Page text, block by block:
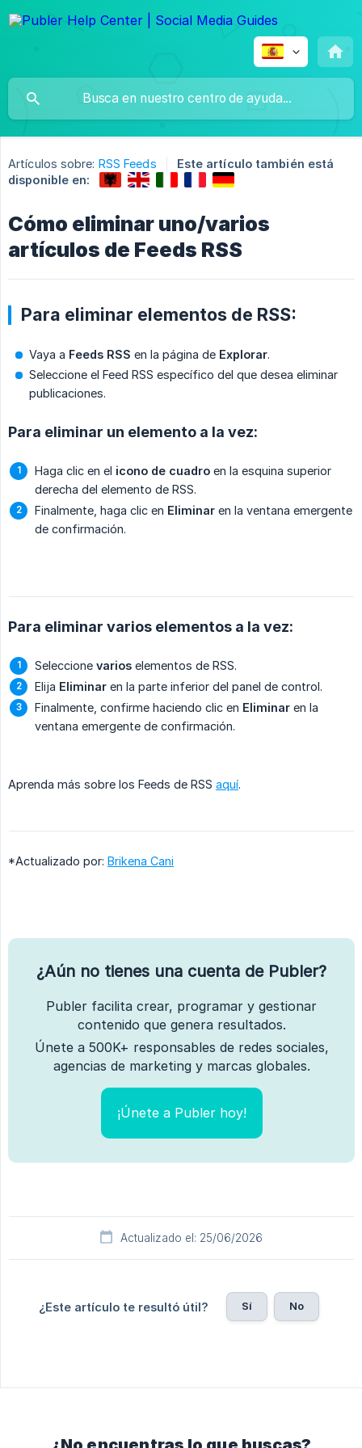
Artículos sobre: RSS Feeds
Este artículo también está
disponible en:
Cómo eliminar uno/varios
artículos de Feeds RSS
Para eliminar elementos de RSS:
Vaya a Feeds RSS en la página de Explorar.
Seleccione el Feed RSS específico del que desea eliminar
publicaciones.
Para eliminar un elemento a la vez:
Haga clic en el icono de cuadro en la esquina superior
derecha del elemento de RSS.
Finalmente, haga clic en Eliminar en la ventana emergente
de confirmación.
Para eliminar varios elementos a la vez:
Seleccione varios elementos de RSS.
Elija Eliminar en la parte inferior del panel de control.
Finalmente, confirme haciendo clic en Eliminar en la
ventana emergente de confirmación.
Aprenda más sobre los Feeds de RSS aquí.
*Actualizado por: Brikena Cani
¿Aún no tienes una cuenta de Publer?
Publer facilita crear, programar y gestionar
contenido que genera resultados.
Únete a 500K+ responsables de redes sociales,
agencias de marketing y marcas globales.
¡Únete a Publer hoy!
Actualizado el: 25/06/2026
¿Este artículo te resultó útil? Sí No